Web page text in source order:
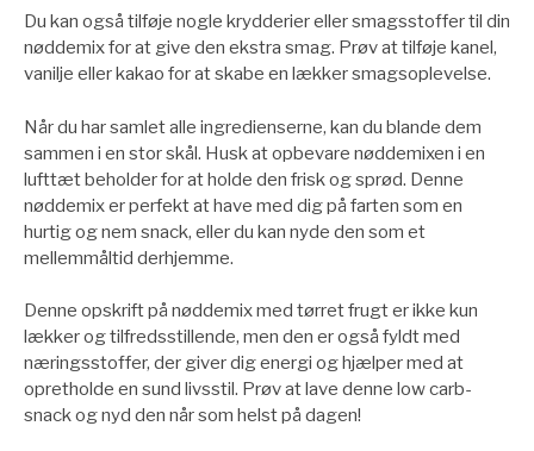
Du kan også tilføje nogle krydderier eller smagsstoffer til din
nøddemix for at give den ekstra smag. Prøv at tilføje kanel,
vanilje eller kakao for at skabe en lækker smagsoplevelse.
Når du har samlet alle ingredienserne, kan du blande dem
sammen i en stor skål. Husk at opbevare nøddemixen i en
lufttæt beholder for at holde den frisk og sprød. Denne
nøddemix er perfekt at have med dig på farten som en
hurtig og nem snack, eller du kan nyde den som et
mellemmåltid derhjemme.
Denne opskrift på nøddemix med tørret frugt er ikke kun
lækker og tilfredsstillende, men den er også fyldt med
næringsstoffer, der giver dig energi og hjælper med at
opretholde en sund livsstil. Prøv at lave denne low carb-
snack og nyd den når som helst på dagen!